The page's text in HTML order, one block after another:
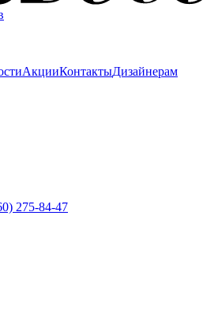
АкцииКонтактыДизайнерам
275-84-47